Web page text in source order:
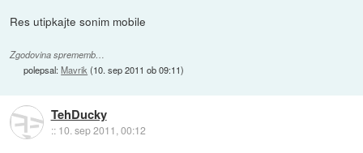
Res utipkajte sonim mobile
Zgodovina sprememb…
polepsal:Mavrik(10. sep 2011 ob 09:11)
TehDucky
:: 10. sep 2011, 00:12